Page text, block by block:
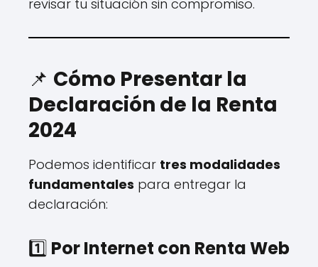
revisar tu situación sin compromiso.
📌 Cómo Presentar la
Declaración de la Renta
2024
Podemos identificar tres modalidades
fundamentales para entregar la
declaración:
1️⃣ Por Internet con Renta Web